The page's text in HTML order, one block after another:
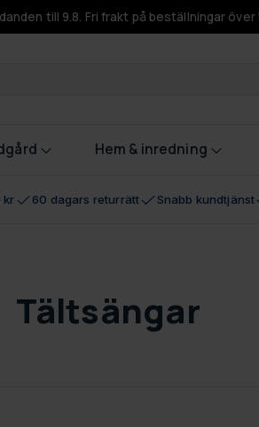
till 9.8. Fri frakt på beställningar över
Hem & inredning
kr 60 dagars returrätt Snabb kundtjänst
Tältsängar